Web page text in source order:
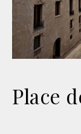
Place